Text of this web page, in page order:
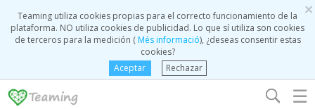
×
Teaming utiliza cookies propias para el correcto funcionamiento de la
plataforma. NO utiliza cookies de publicidad. Lo que sí utiliza son cookies
de terceros para la medición (Més informació), ¿deseas consentir estas
cookies?
Aceptar
Rechazar
☰